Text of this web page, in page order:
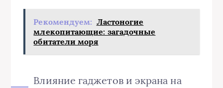
Рекомендуем: Ластоногие
млекопитающие: загадочные
обитатели моря
Влияние гаджетов и экрана на